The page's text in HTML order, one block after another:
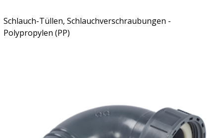
Schlauch-Tüllen, Schlauchverschraubungen -
Polypropylen (PP)